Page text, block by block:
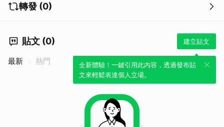
轉發 (0)
貼文 (0) 建立貼文
全新體驗！一鍵引用此內容，透過發布貼
文來輕鬆表達個人立場。
最新 熱門